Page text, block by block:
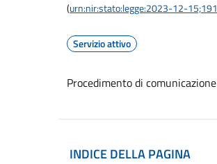
(urn:nir:stato:legge:2023-12-15;191
Servizio attivo
Procedimento di
INDICE DELLA PAGINA